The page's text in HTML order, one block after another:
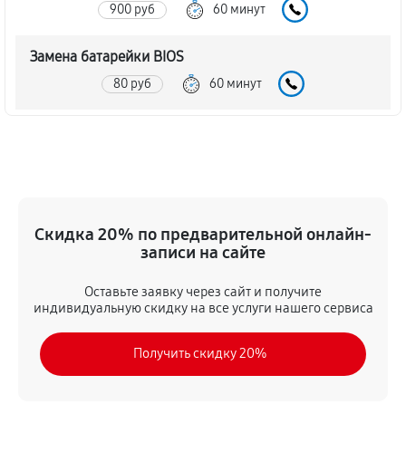
900 руб 60 минут
Замена батарейки BIOS
80 руб 60 минут
Скидка 20% по предварительной онлайн-
записи на сайте
Оставьте заявку через сайт и получите
индивидуальную скидку на все услуги нашего сервиса
Получить скидку 20%